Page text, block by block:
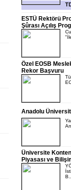
ESTÜ Rektörü
Şûrası Açılış
Özel EOSB
Rekor Başvuru
Anadolu
Üniversite
Piyasası ve